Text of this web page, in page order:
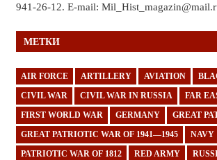
941-26-12. E-mail:
МЕТКИ
AIR FORCE ARTILLERY AVIATION
CIVIL WAR CIVIL WAR IN RUSSIA FAR
FIRST WORLD WAR GERMANY GREAT
GREAT PATRIOTIC WAR OF 1941—1945 NAVY
PATRIOTIC WAR OF 1812 RED ARMY